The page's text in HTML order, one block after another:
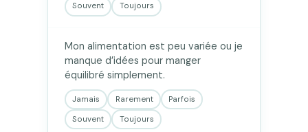
Souvent
Toujours
Mon alimentation est peu variée ou je
manque d’idées pour manger
équilibré simplement.
Jamais Rarement
Parfois
Souvent
Toujours